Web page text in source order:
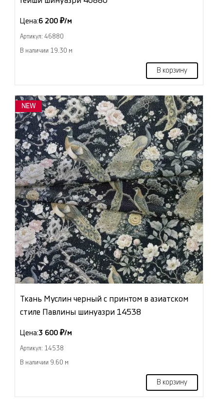
Цена:6 200 ₽/м
Артикул: 46880
В наличии 19.30 м
В корзину
NEW
Ткань Муслин черный с принтом в азиатском
стиле Павлины шинуазри 14538
Цена:3 600 ₽/м
Артикул: 14538
В наличии 9.60 м
В корзину